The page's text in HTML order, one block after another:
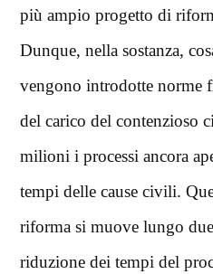
più ampio progetto di
Dunque, nella sostanza,
vengono introdotte norme
del carico del contenzioso
milioni i processi ancora
tempi delle cause civili.
riforma si muove lungo
riduzione dei tempi del